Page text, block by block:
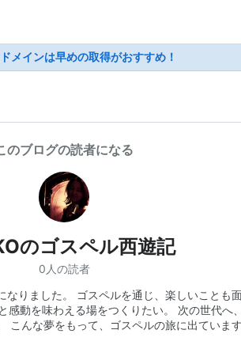
メインは早めの取得がおすすめ！
のブログの読者になる
のゴスペル西遊記
0人の読者
なりました。 ゴスペルを通じ、楽しいことも
感動を味わえる場をつくりたい。 次の世代へ
こんな夢をもって、ゴスペルの旅に出ています